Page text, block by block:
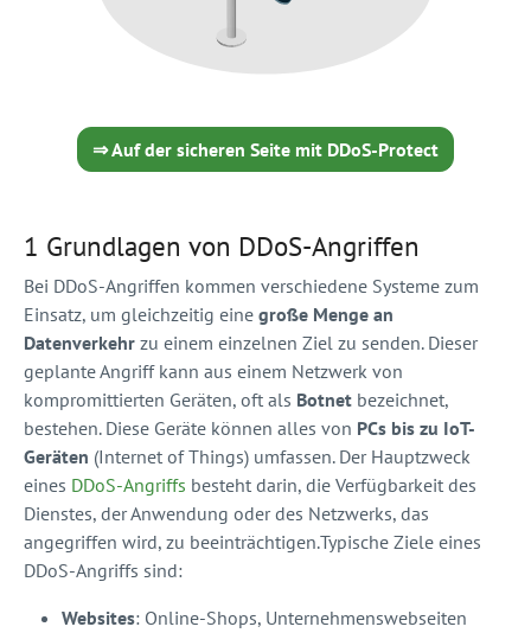
⇒ Auf der sicheren Seite mit DDoS-Protect
1 Grundlagen von DDoS-Angriffen
Bei DDoS-Angriffen kommen verschiedene Systeme zum
Einsatz, um gleichzeitig eine große Menge an
Datenverkehr zu einem einzelnen Ziel zu senden. Dieser
geplante Angriff kann aus einem Netzwerk von
kompromittierten Geräten, oft als Botnet bezeichnet,
bestehen. Diese Geräte können alles von PCs bis zu IoT-
Geräten (Internet of Things) umfassen. Der Hauptzweck
eines DDoS-Angriffs besteht darin, die Verfügbarkeit des
Dienstes, der Anwendung oder des Netzwerks, das
angegriffen wird, zu beeinträchtigen.Typische Ziele eines
DDoS-Angriffs sind:
Websites: Online-Shops, Unternehmenswebseiten